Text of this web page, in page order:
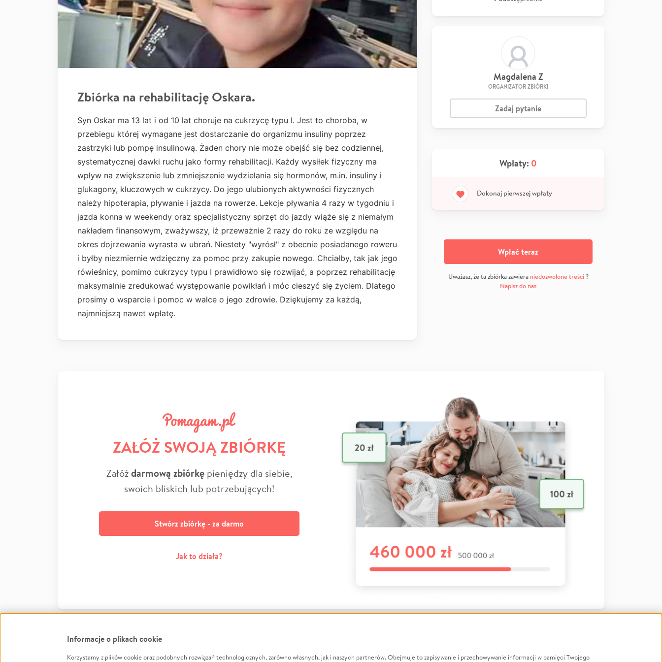
Zbiórka na rehabilitację Oskara.
Syn Oskar ma 13 lat i od 10 lat choruje na cukrzycę typu I. Jest to choroba, w
przebiegu której wymagane jest dostarczanie do organizmu insuliny poprzez
zastrzyki lub pompę insulinową. Żaden chory nie może obejść się bez codziennej,
systematycznej dawki ruchu jako formy rehabilitacji. Każdy wysiłek fizyczny ma
wpływ na zwiększenie lub zmniejszenie wydzielania się hormonów, m.in. insuliny i
glukagony, kluczowych w cukrzycy. Do jego ulubionych aktywności fizycznych
należy hipoterapia, pływanie i jazda na rowerze. Lekcje pływania 4 razy w tygodniu i
jazda konna w weekendy oraz specjalistyczny sprzęt do jazdy wiąże się z niemałym
nakładem finansowym, zważywszy, iż przeważnie 2 razy do roku ze względu na
okres dojrzewania wyrasta w ubrań. Niestety "wyrósł" z obecnie posiadanego roweru
i byłby niezmiernie wdzięczny za pomoc przy zakupie nowego. Chciałby, tak jak jego
rówieśnicy, pomimo cukrzycy typu I prawidłowo się rozwijać, a poprzez rehabilitację
maksymalnie zredukować występowanie powikłań i móc cieszyć się życiem. Dlatego
prosimy o wsparcie i pomoc w walce o jego zdrowie. Dziękujemy za każdą,
najmniejszą nawet wpłatę.
Magdalena Z
ORGANIZATOR ZBIÓRKI
Zadaj pytanie
Wpłaty: 0
Dokonaj pierwszej wpłaty
Wpłać teraz
Uważasz, że ta zbiórka zawiera niedozwolone treści?
Napisz do nas
ZAŁÓŻ SWOJĄ ZBIÓRKĘ
Załóżdarmową zbiórkępieniędzy dla siebie,
swoich bliskich lub potrzebujących!
Stwórz zbiórkę - za darmo
Jak to działa?
Informacje o plikach cookie
Korzystamy z plików cookie oraz podobnych rozwiązań technologicznych, zarówno własnych, jak i naszych partnerów. Obejmuje to zapisywanie i przechowywanie informacji w pamięci Twojego